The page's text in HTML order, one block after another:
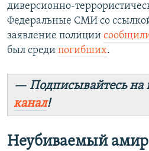
диверсионно-
Федеральные СМИ со
заявление полиции
был среди погибших.
— Подписывайтесь
канал!
Неубиваемый амир